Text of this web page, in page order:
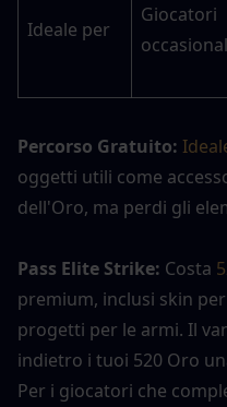
Ideale per
Giocatori
Percorso Gratuito:
oggetti utili come
dell'Oro, ma perdi gli
Pass Elite Strike: Costa
premium, inclusi skin
progetti per le armi. Il
indietro i tuoi 520 Oro
Per i giocatori che